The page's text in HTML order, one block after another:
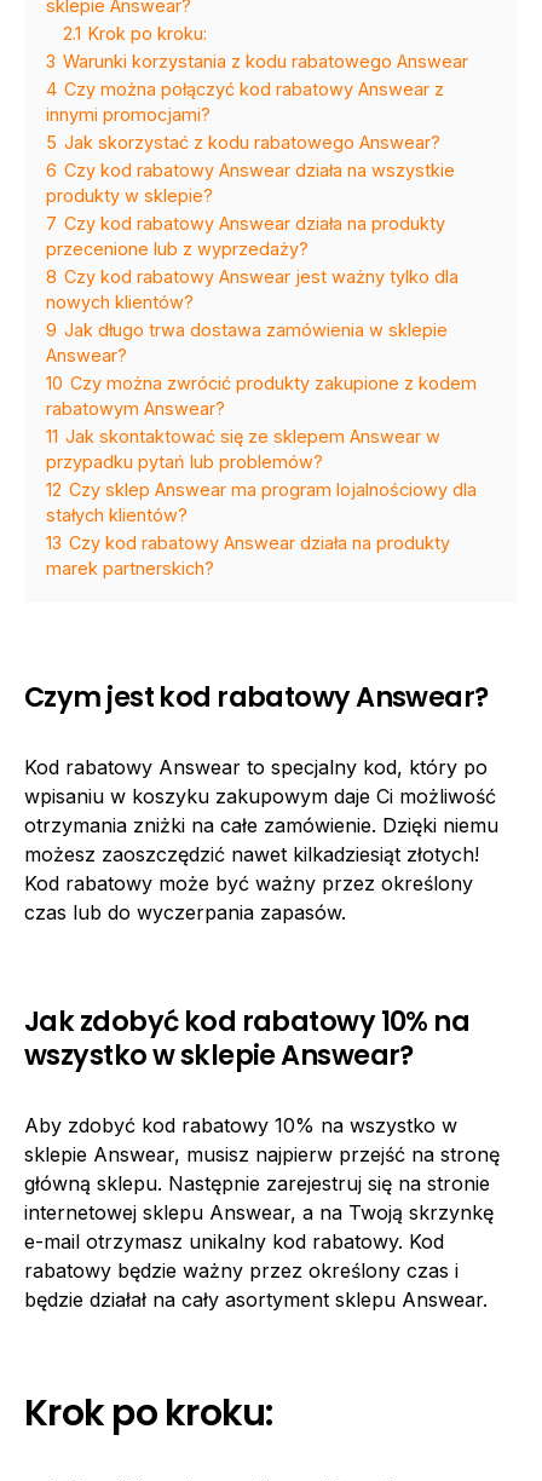
sklepie Answear?
2.1 Krok po kroku:
3 Warunki korzystania z kodu rabatowego Answear
4 Czy można połączyć kod rabatowy Answear z
innymi promocjami?
5 Jak skorzystać z kodu rabatowego Answear?
6 Czy kod rabatowy Answear działa na wszystkie
produkty w sklepie?
7 Czy kod rabatowy Answear działa na produkty
przecenione lub z wyprzedaży?
8 Czy kod rabatowy Answear jest ważny tylko dla
nowych klientów?
9 Jak długo trwa dostawa zamówienia w sklepie
Answear?
10 Czy można zwrócić produkty zakupione z kodem
rabatowym Answear?
11 Jak skontaktować się ze sklepem Answear w
przypadku pytań lub problemów?
12 Czy sklep Answear ma program lojalnościowy dla
stałych klientów?
13 Czy kod rabatowy Answear działa na produkty
marek partnerskich?
Czym jest kod rabatowy Answear?
Kod rabatowy Answear to specjalny kod, który po
wpisaniu w koszyku zakupowym daje Ci możliwość
otrzymania zniżki na całe zamówienie. Dzięki niemu
możesz zaoszczędzić nawet kilkadziesiąt złotych!
Kod rabatowy może być ważny przez określony
czas lub do wyczerpania zapasów.
Jak zdobyć kod rabatowy 10% na
wszystko w sklepie Answear?
Aby zdobyć kod rabatowy 10% na wszystko w
sklepie Answear, musisz najpierw przejść na stronę
główną sklepu. Następnie zarejestruj się na stronie
internetowej sklepu Answear, a na Twoją skrzynkę
e-mail otrzymasz unikalny kod rabatowy. Kod
rabatowy będzie ważny przez określony czas i
będzie działał na cały asortyment sklepu Answear.
Krok po kroku: